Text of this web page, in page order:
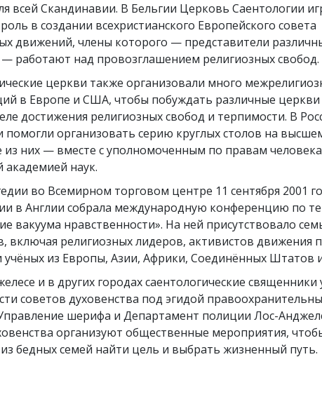
всей Скандинавии. В Бельгии Церковь Саентологии
в создании всехристианского Европейского совета
движений, члены которого — представители
— работают над провозглашением религиозных свобод.
церкви также организовали много
в Европе и США, чтобы побуждать различные церкви
достижения религиозных свобод и терпимости. В
помогли организовать серию круглых столов на
из них — вместе с уполномоченным по правам
академией наук.
во Всемирном торговом центре 11 сентября 2001
в Англии собрала международную конференцию по
вакуума нравственности». На ней присутствовало
включая религиозных лидеров, активистов движения
учёных из Европы, Азии, Африки, Соединённых Штатов
и в других городах саентологические священники
советов духовенства под эгидой
шерифа и Департамент полиции Лос-
организуют общественные мероприятия,
бедных семей найти цель и выбрать жизненный путь.